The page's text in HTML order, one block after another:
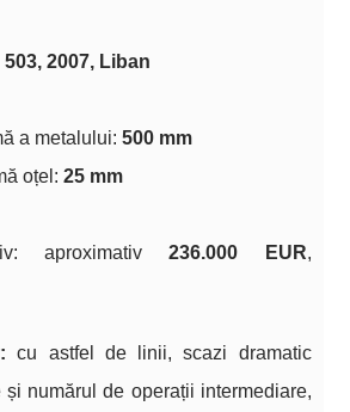
2007, Liban
a metalului: 500 mm
oțel: 25 mm
aproximativ236.000 EUR,
cu astfel de linii, scazi dramatic
numărul de operații intermediare,